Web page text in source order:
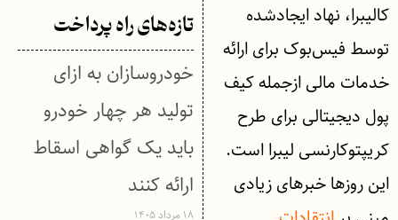
کالیبرا، نهاد ایجادشده
توسط فیس‌بوک برای ارائه
خدمات مالی ازجمله کیف
پول دیجیتالی برای طرح
کریپتوکارنسی لیبرا است.
این روزها خبرهای زیادی
تازه‌های راه پرداخت
خودروسازان به ازای
تولید هر چهار خودرو
باید یک گواهی اسقاط
ارائه کنند
۱۸ مرداد ۱۴۰۵